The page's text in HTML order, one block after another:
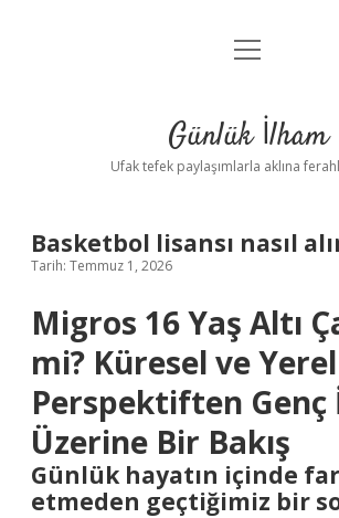
Anasayfa
Yasal Uyarı
menüyü
Günlük İlham
Ufak tefek paylaşımlarla aklına
Basketbol lisansı nasıl
Tarih: Temmuz 1, 2026
Migros 16 Yaş Altı
mi? Küresel ve Yerel
Perspektiften Genç
Üzerine Bir Bakış
Günlük hayatın içinde
etmeden geçtiğimiz bir